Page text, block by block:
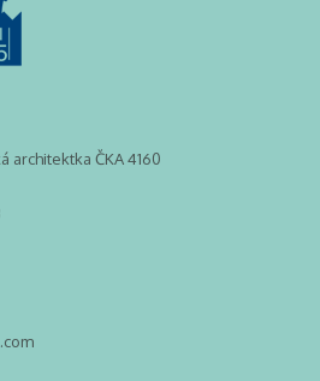
architektka ČKA 4160